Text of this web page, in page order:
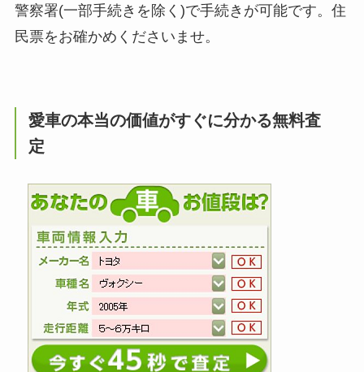
警察署(一部手続きを除く)で手続きが可能です。住
民票をお確かめくださいませ。
愛車の本当の価値がすぐに分かる無料査
定